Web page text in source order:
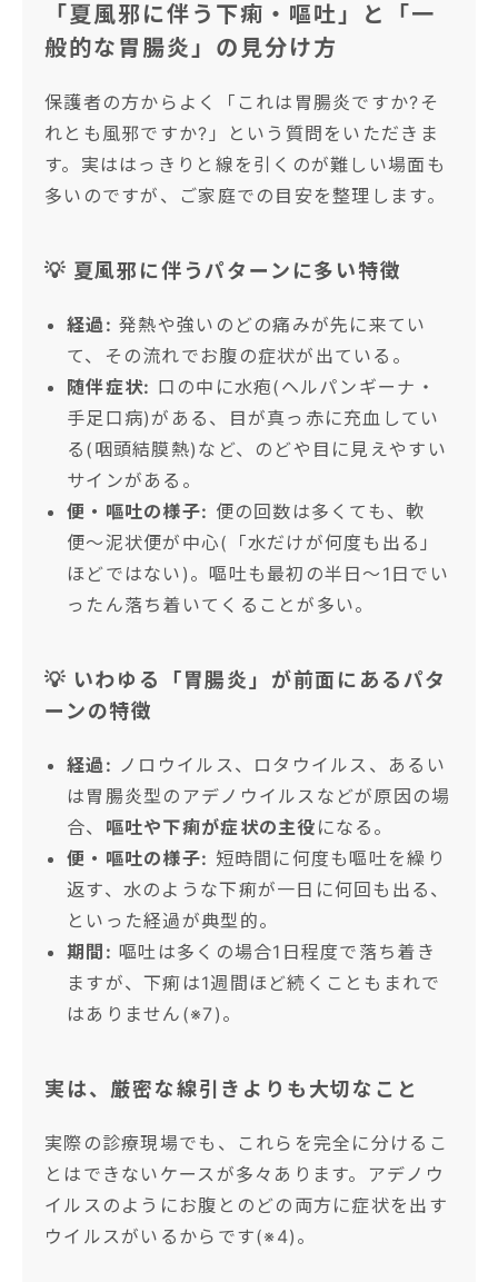
「夏風邪に伴う下痢・嘔吐」と「一
般的な胃腸炎」の見分け方
保護者の方からよく「これは胃腸炎ですか?そ
れとも風邪ですか?」という質問をいただきま
す。実ははっきりと線を引くのが難しい場面も
多いのですが、ご家庭での目安を整理します。
💡 夏風邪に伴うパターンに多い特徴
経過: 発熱や強いのどの痛みが先に来てい
て、その流れでお腹の症状が出ている。
随伴症状: 口の中に水疱(ヘルパンギーナ・
手足口病)がある、目が真っ赤に充血してい
る(咽頭結膜熱)など、のどや目に見えやすい
サインがある。
便・嘔吐の様子: 便の回数は多くても、軟
便〜泥状便が中心(「水だけが何度も出る」
ほどではない)。嘔吐も最初の半日〜1日でい
ったん落ち着いてくることが多い。
💡 いわゆる「胃腸炎」が前面にあるパタ
ーンの特徴
経過: ノロウイルス、ロタウイルス、あるい
は胃腸炎型のアデノウイルスなどが原因の場
合、 嘔吐や下痢が症状の主役 になる。
便・嘔吐の様子: 短時間に何度も嘔吐を繰り
返す、水のような下痢が一日に何回も出る、
といった経過が典型的。
期間: 嘔吐は多くの場合1日程度で落ち着き
ますが、下痢は1週間ほど続くこともまれで
はありません(※7)。
実は、厳密な線引きよりも大切なこと
実際の診療現場でも、これらを完全に分けるこ
とはできないケースが多々あります。アデノウ
イルスのようにお腹とのどの両方に症状を出す
ウイルスがいるからです(※4)。